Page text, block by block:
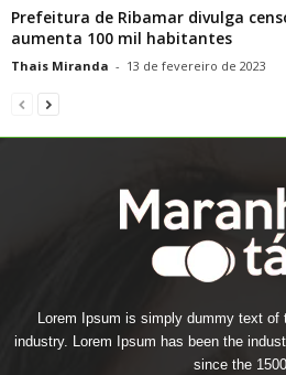
Prefeitura de Ribamar divulga
aumenta 100 mil habitantes
Thais Miranda - 13 de fevereiro de 2023
Lorem Ipsum is simply dummy text of
industry. Lorem Ipsum has been the
since the